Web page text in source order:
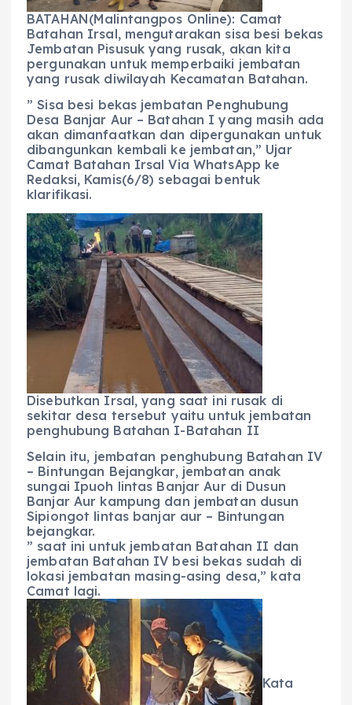
o
k
p m er
BATAHAN(Malintangpos Online): Camat
Batahan Irsal, mengutarakan sisa besi bekas
Jembatan Pisusuk yang rusak, akan kita
pergunakan untuk memperbaiki jembatan
yang rusak diwilayah Kecamatan Batahan.
” Sisa besi bekas jembatan Penghubung
Desa Banjar Aur – Batahan I yang masih ada
akan dimanfaatkan dan dipergunakan untuk
dibangunkan kembali ke jembatan,” Ujar
Camat Batahan Irsal Via WhatsApp ke
Redaksi, Kamis(6/8) sebagai bentuk
klarifikasi.
Disebutkan Irsal, yang saat ini rusak di
sekitar desa tersebut yaitu untuk jembatan
penghubung Batahan I-Batahan II
Selain itu, jembatan penghubung Batahan IV
– Bintungan Bejangkar, jembatan anak
sungai Ipuoh lintas Banjar Aur di Dusun
Banjar Aur kampung dan jembatan dusun
Sipiongot lintas banjar aur – Bintungan
bejangkar.
” saat ini untuk jembatan Batahan II dan
jembatan Batahan IV besi bekas sudah di
lokasi jembatan masing-asing desa,” kata
Camat lagi.
Kata